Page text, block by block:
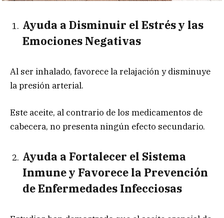
Ayuda a Disminuir el Estrés y las
Emociones Negativas
Al ser inhalado, favorece la relajación y disminuye
la presión arterial.
Este aceite, al contrario de los medicamentos de
cabecera, no presenta ningún efecto secundario.
Ayuda a Fortalecer el Sistema
Inmune y Favorece la Prevención
de Enfermedades Infecciosas